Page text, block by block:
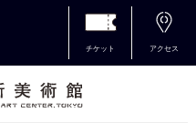
チケット アクセス